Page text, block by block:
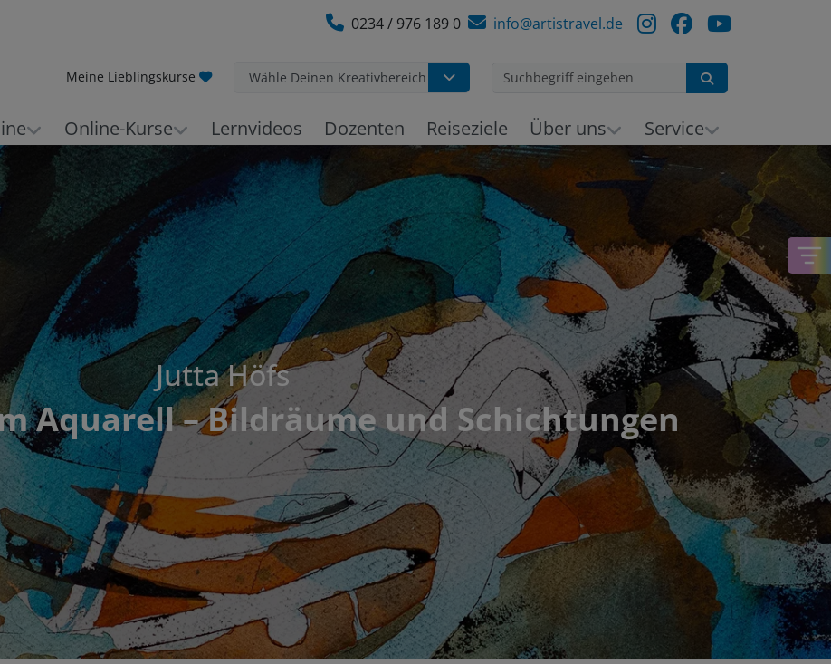
0234 / 976 189 0 info@artistravel.de
Meine Lieblingskurse Wähle Deinen Kreativbereich
Online-Kurse Lernvideos Dozenten Reiseziele Über uns Service
Jutta Höfs
Aquarell – Bildräume und Schichtungen